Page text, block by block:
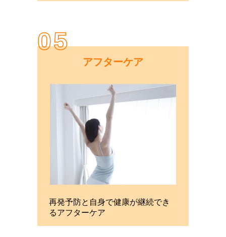
05
アフターケア
再発予防と自身で健康が継続でき
るアフターケア